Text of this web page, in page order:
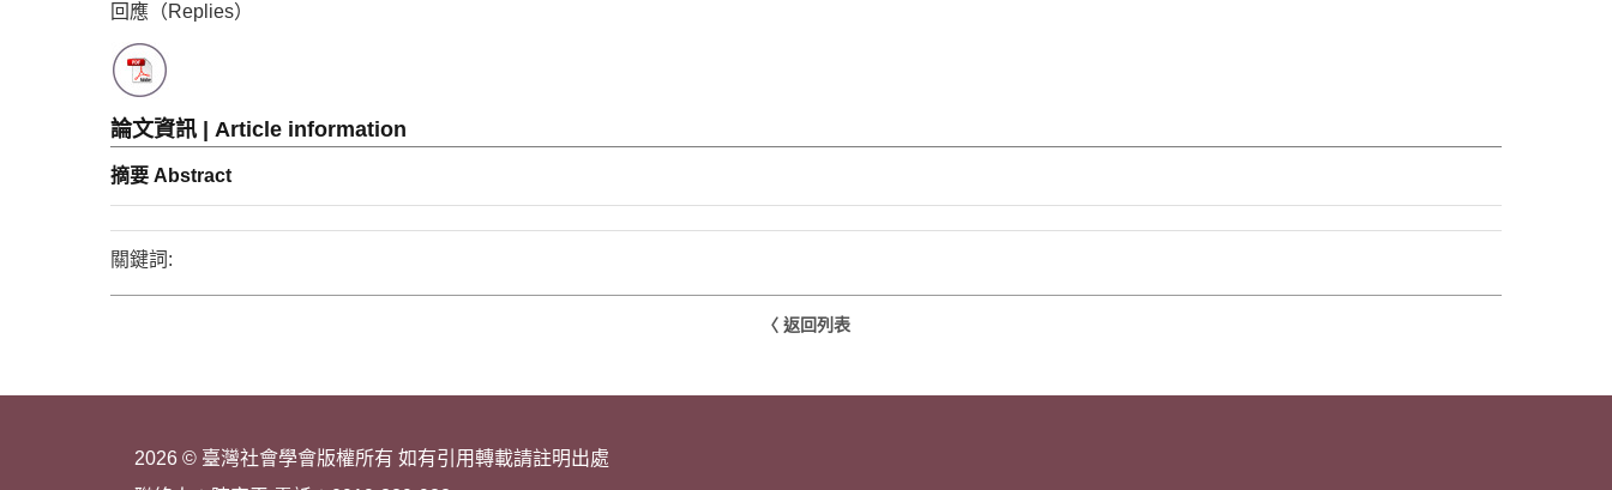
回應（Replies）
論文資訊 | Article information
摘要 Abstract
關鍵詞:
〈 返回列表
2026 © 臺灣社會學會版權所有 如有引用轉載請註明出處